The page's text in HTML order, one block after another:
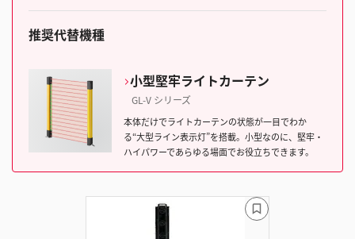
推奨代替機種
小型堅牢ライトカーテン
GL-V シリーズ
本体だけでライトカーテンの状態が一目でわか
る“大型ライン表示灯”を搭載。小型なのに、堅牢・
ハイパワーであらゆる場面でお役立ちできます。
ブ
ッ